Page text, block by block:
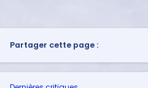
Partager cette page :